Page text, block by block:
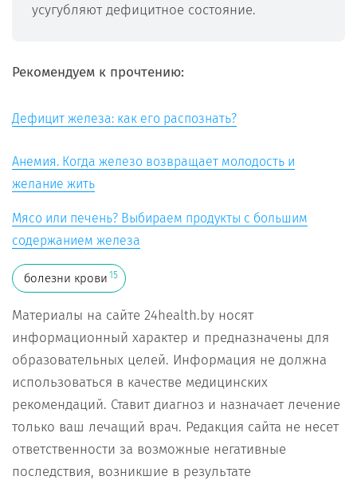
усугубляют дефицитное состояние.
Рекомендуем к прочтению:
Дефицит железа: как его распознать?
Анемия. Когда железо возвращает молодость и
желание жить
Мясо или печень? Выбираем продукты с большим
содержанием железа
болезни крови 15
Материалы на сайте 24health.by носят
информационный характер и предназначены для
образовательных целей. Информация не должна
использоваться в качестве медицинских
рекомендаций. Ставит диагноз и назначает лечение
только ваш лечащий врач. Редакция сайта не несет
ответственности за возможные негативные
последствия, возникшие в результате